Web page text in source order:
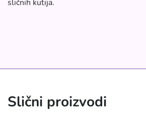
sličnih kutija.
Slični proizvodi